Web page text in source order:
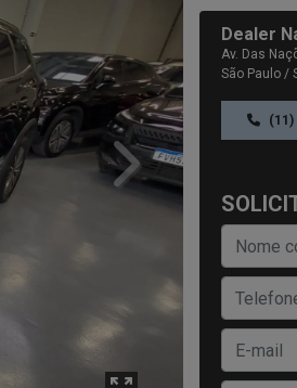
Dealer
Av. Das
São Paulo /
(11)
Next